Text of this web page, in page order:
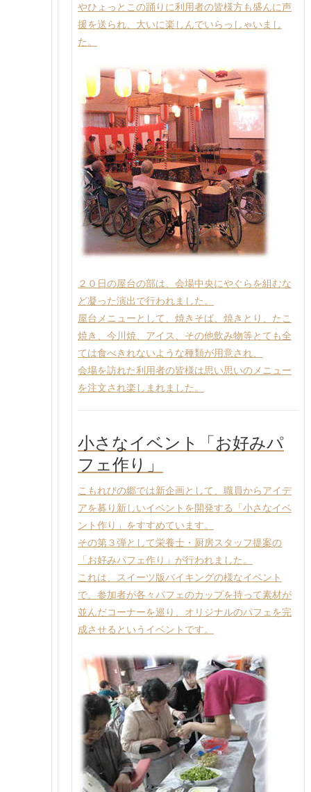
やひょっとこの踊りに利用者の皆様方も盛んに声
援を送られ、大いに楽しんでいらっしゃいまし
た。
２０日の屋台の部は、会場中央にやぐらを組むな
ど凝った演出で行われました。
屋台メニューとして、焼きそば、焼きとり、たこ
焼き、今川焼、アイス、その他飲み物等とても全
ては食べきれないような種類が用意され、
会場を訪れた利用者の皆様は思い思いのメニュー
を注文され楽しまれました。
小さなイベント「お好みパ
フェ作り」
こもれびの郷では新企画として、職員からアイデ
アを募り新しいイベントを開発する「小さなイベ
ント作り」をすすめています。
その第３弾として栄養士・厨房スタッフ提案の
「お好みパフェ作り」が行われました。
これは、スイーツ版バイキングの様なイベント
で、参加者が各々パフェのカップを持って素材が
並んだコーナーを巡り、オリジナルのパフェを完
成させるというイベントです。